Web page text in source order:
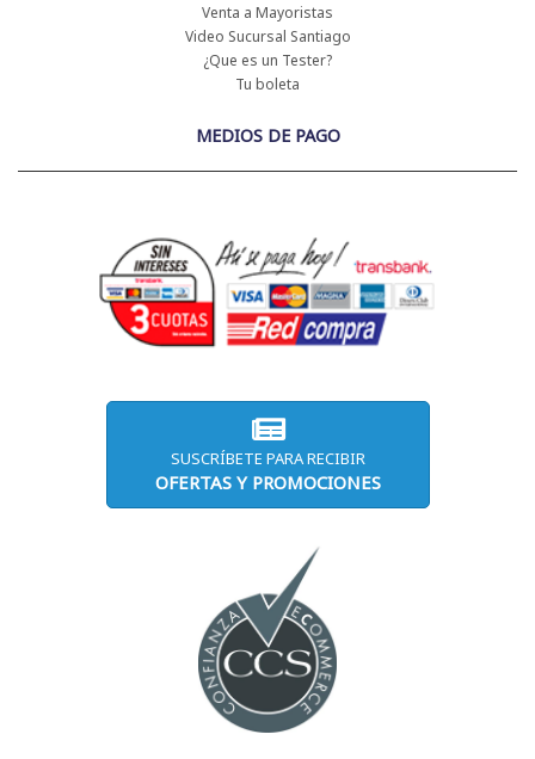
Venta a Mayoristas
Video Sucursal Santiago
¿Que es un Tester?
Tu boleta
MEDIOS DE PAGO
SUSCRÍBETE PARA RECIBIR
OFERTAS Y PROMOCIONES